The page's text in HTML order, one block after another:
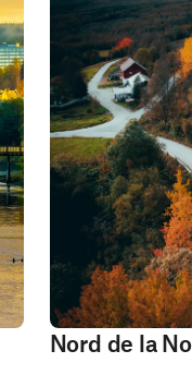
Nord de la